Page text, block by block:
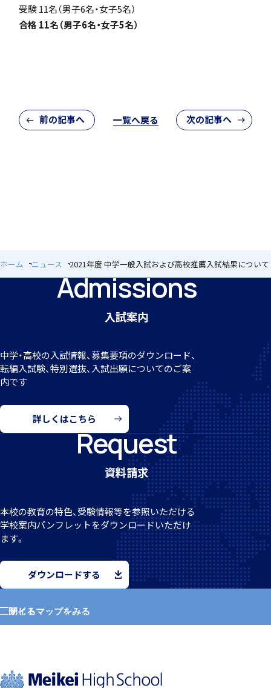
受験 11名（男子6名・女子5名）
合格 11名（男子6名・女子5名）
前の記事へ 一覧へ戻る 次の記事へ
ホーム ニュース 2021年度 中学一般入試および高校推薦入試結果について
Admissions
入試案内
中学・高校の入試情報、募集要項のダウンロード、
転編入試験、特別選抜、入試出願についてのご案
内です
詳しくはこちら
Request
資料請求
本校の教育の特色、受験情報等を参照いただける
学校案内パンフレットをダウンロードいただけ
ます。
ダウンロードする
サイトマップをみる
閉じる
国内・海外研修旅行
MEIKEI ART GALLERY
国際教育
留学制度
希望制海外研修制度
帰国生支援
海外からの留学生受け入れ